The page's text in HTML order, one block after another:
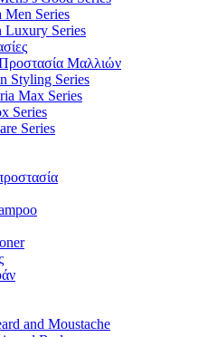
Men Series
Luxury Series
Μαλλιών
Styling Series
Max Series
Series
Series
and Moustache